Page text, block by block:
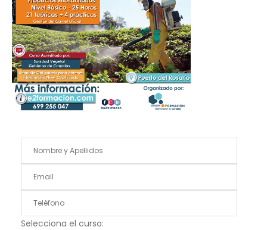
Selecciona el curso: